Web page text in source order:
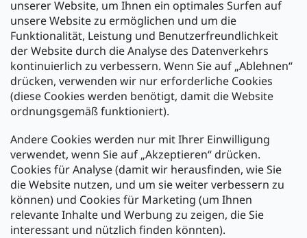
unserer Website, um Ihnen ein optimales Surfen auf
unsere Website zu ermöglichen und um die
Funktionalität, Leistung und Benutzerfreundlichkeit
der Website durch die Analyse des Datenverkehrs
kontinuierlich zu verbessern. Wenn Sie auf „Ablehnen“
drücken, verwenden wir nur erforderliche Cookies
(diese Cookies werden benötigt, damit die Website
ordnungsgemäß funktioniert).
Andere Cookies werden nur mit Ihrer Einwilligung
verwendet, wenn Sie auf „Akzeptieren“ drücken.
Cookies für Analyse (damit wir herausfinden, wie Sie
die Website nutzen, und um sie weiter verbessern zu
können) und Cookies für Marketing (um Ihnen
relevante Inhalte und Werbung zu zeigen, die Sie
interessant und nützlich finden könnten).
Zahlung und Versand
Versand mit:
Zahlarten: